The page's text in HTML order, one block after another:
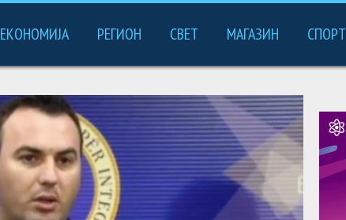
ЕКОНОМИЈА РЕГИОН СВЕТ МАГАЗИН СПОРТ